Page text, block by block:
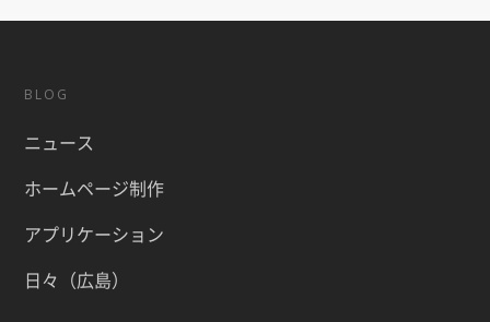
BLOG
ニュース
ホームページ制作
アプリケーション
日々（広島）